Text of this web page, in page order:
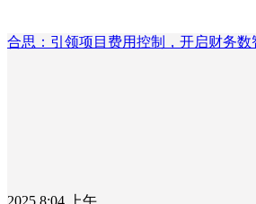
合思：引领项目费用控制，开启财务数
2025 8:04 上午